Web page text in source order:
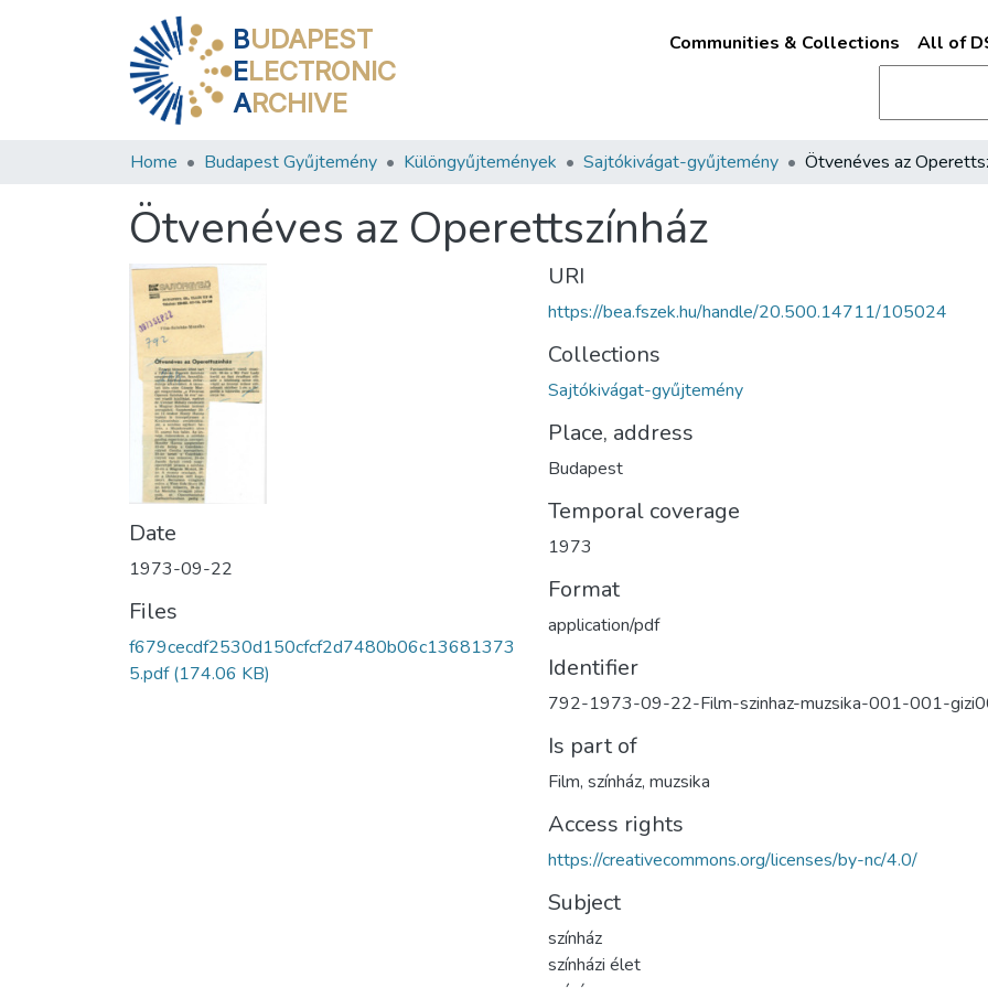
BUDAPEST
ELECTRONIC
ARCHIVE
Communities & Collections All of
Home Budapest Gyűjtemény Különgyűjtemények Sajtókivágat-gyűjtemény
Ötvenéves az Operettszínház
Date
1973-09-22
Files
f679cecdf2530d150cfcf2d7480b06c13681373
5.pdf(174.06 KB)
URI
https://bea.fszek.hu/handle/20.500.14711/105024
Collections
Sajtókivágat-gyűjtemény
Place, address
Budapest
Temporal coverage
1973
Format
application/pdf
Identifier
792-1973-09-22-Film-szinhaz-muzsika-001-001-
Is part of
Film, színház, muzsika
Access rights
https://creativecommons.org/licenses/by-nc/4.0/
Subject
színház
színházi élet